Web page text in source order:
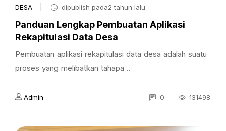
DESA
dipublish pada2 tahun lalu
Panduan Lengkap Pembuatan Aplikasi
Rekapitulasi Data Desa
Pembuatan aplikasi rekapitulasi data desa adalah suatu
proses yang melibatkan tahapa ..
Admin 0 131498